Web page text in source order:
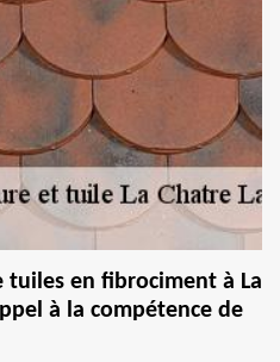
tuiles en fibrociment à La
à la compétence de